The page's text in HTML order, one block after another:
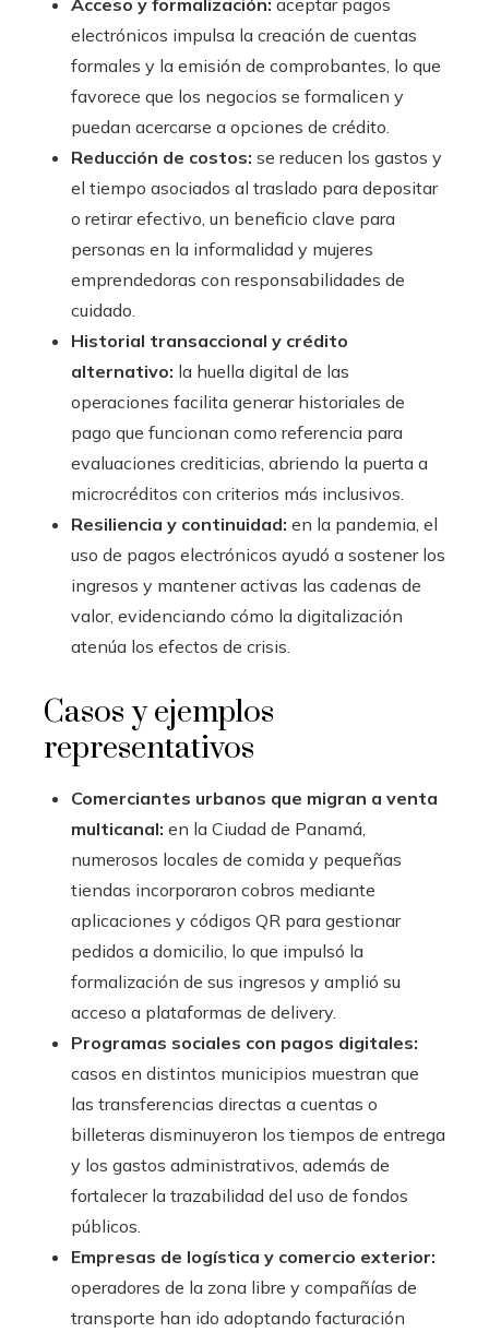
electrónicos impulsa la creación de cuentas
formales y la emisión de comprobantes, lo que
favorece que los negocios se formalicen y
puedan acercarse a opciones de crédito.
Reducción de costos: se reducen los gastos y
el tiempo asociados al traslado para depositar
o retirar efectivo, un beneficio clave para
personas en la informalidad y mujeres
emprendedoras con responsabilidades de
cuidado.
Historial transaccional y crédito
alternativo: la huella digital de las
operaciones facilita generar historiales de
pago que funcionan como referencia para
evaluaciones crediticias, abriendo la puerta a
microcréditos con criterios más inclusivos.
Resiliencia y continuidad: en la pandemia, el
uso de pagos electrónicos ayudó a sostener los
ingresos y mantener activas las cadenas de
valor, evidenciando cómo la digitalización
atenúa los efectos de crisis.
Casos y ejemplos
representativos
Comerciantes urbanos que migran a venta
multicanal: en la Ciudad de Panamá,
numerosos locales de comida y pequeñas
tiendas incorporaron cobros mediante
aplicaciones y códigos QR para gestionar
pedidos a domicilio, lo que impulsó la
formalización de sus ingresos y amplió su
acceso a plataformas de delivery.
Programas sociales con pagos digitales:
casos en distintos municipios muestran que
las transferencias directas a cuentas o
billeteras disminuyeron los tiempos de entrega
y los gastos administrativos, además de
fortalecer la trazabilidad del uso de fondos
públicos.
Empresas de logística y comercio exterior:
operadores de la zona libre y compañías de
transporte han ido adoptando facturación